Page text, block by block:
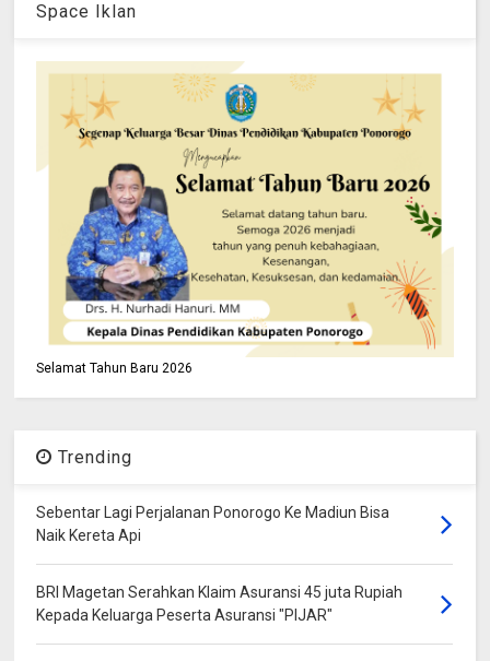
Space Iklan
Selamat Tahun Baru 2026
Trending
Sebentar Lagi Perjalanan Ponorogo Ke Madiun Bisa
Naik Kereta Api
BRI Magetan Serahkan Klaim Asuransi 45 juta Rupiah
Kepada Keluarga Peserta Asuransi "PIJAR"